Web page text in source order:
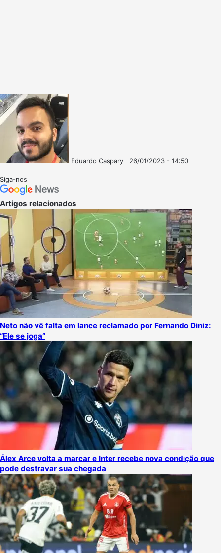
Eduardo Caspary
26/01/2023 - 14:50
Siga-nos
Artigos relacionados
Neto não vê falta em lance reclamado por Fernando Diniz:
“Ele se joga”
Álex Arce volta a marcar e Inter recebe nova condição que
pode destravar sua chegada